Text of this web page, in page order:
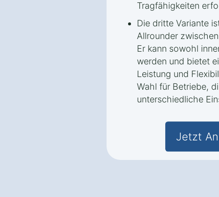
Tragfähigkeiten
Die dritte Variante
Allrounder
Er kann sowohl
werden und bietet
Leistung und
Wahl für Betriebe,
unterschiedliche
Jetzt